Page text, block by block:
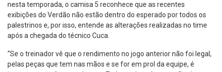
nesta temporada, o camisa 5 reconhece que as recentes
exibições do Verdão não estão dentro do esperado por todos os
palestrinos e, por isso, entende as alterações realizadas no time
após a chegada do técnico Cuca.
“Se o treinador vê que o rendimento no jogo anterior não foi legal,
pelas peças que tem nas mãos e se for em prol da equipe, é